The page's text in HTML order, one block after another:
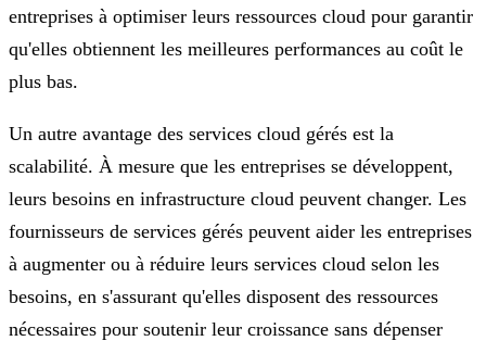
entreprises à optimiser leurs ressources cloud pour garantir
qu'elles obtiennent les meilleures performances au coût le
plus bas.
Un autre avantage des services cloud gérés est la
scalabilité. À mesure que les entreprises se développent,
leurs besoins en infrastructure cloud peuvent changer. Les
fournisseurs de services gérés peuvent aider les entreprises
à augmenter ou à réduire leurs services cloud selon les
besoins, en s'assurant qu'elles disposent des ressources
nécessaires pour soutenir leur croissance sans dépenser